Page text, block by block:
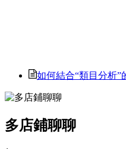
如何結合“類目分析”
多店鋪聊聊